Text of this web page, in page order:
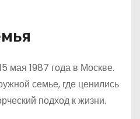
мая 1987 года в Москве.
семье, где ценились
подход к жизни.